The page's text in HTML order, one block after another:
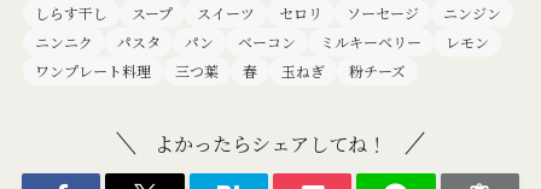
しらす干し
スープ スイーツ セロリ ソーセージ
ニンジン
ニンニク
パスタ パン ベーコン ミルキーベリー
レモン
ワンプレート料理
三つ葉 春 玉ねぎ 粉チーズ
よかったらシェアしてね！